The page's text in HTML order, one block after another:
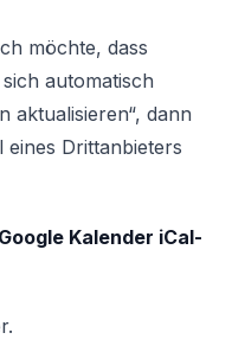
möchte, dass
automatisch
aktualisieren“, dann
Drittanbieters
Kalender iCal-